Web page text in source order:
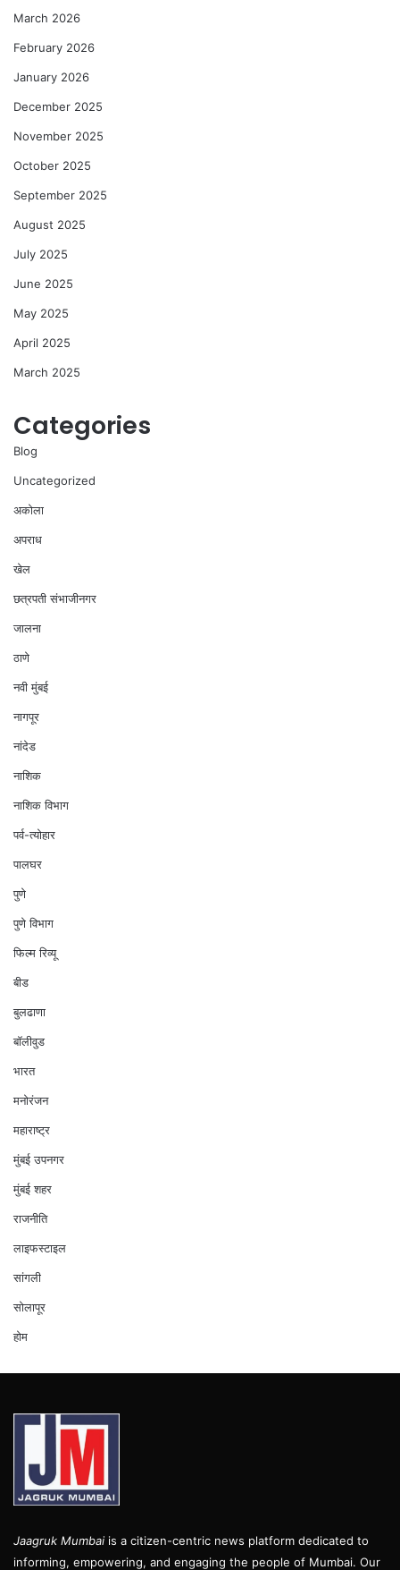
March 2026
February 2026
January 2026
December 2025
November 2025
October 2025
September 2025
August 2025
July 2025
June 2025
May 2025
April 2025
March 2025
Categories
Blog
Uncategorized
अकोला
अपराध
खेल
छत्रपती संभाजीनगर
जालना
ठाणे
नवी मुंबई
नागपूर
नांदेड
नाशिक
नाशिक विभाग
पर्व-त्योहार
पालघर
पुणे
पुणे विभाग
फिल्म रिव्यू
बीड
बुलढाणा
बॉलीवुड
भारत
मनोरंजन
महाराष्ट्र
मुंबई उपनगर
मुंबई शहर
राजनीति
लाइफस्टाइल
सांगली
सोलापूर
होम
Jaagruk Mumbai is a citizen-centric news platform dedicated to
informing, empowering, and engaging the people of Mumbai. Our